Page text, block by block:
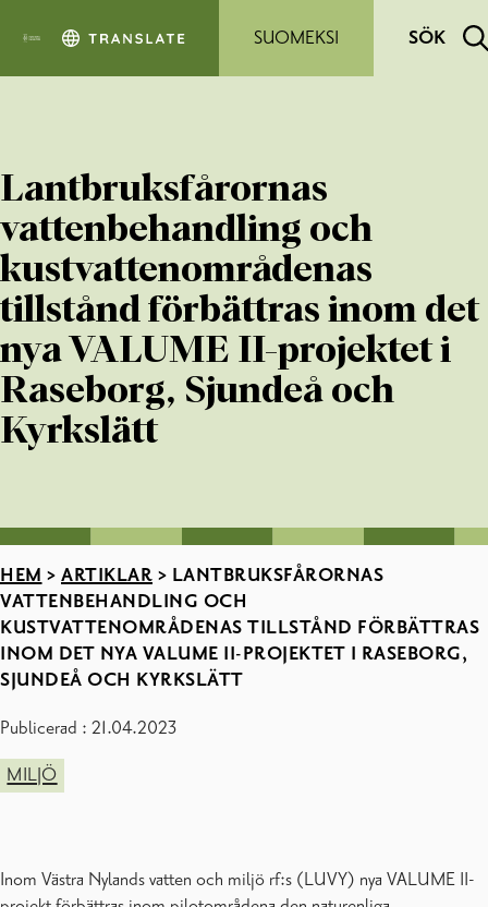
SUOMEKSI
SÖK
Lantbruksfårornas
vattenbehandling och
kustvattenområdenas
tillstånd förbättras inom det
nya VALUME II-projektet i
Raseborg, Sjundeå och
Kyrkslätt
HEM > ARTIKLAR > LANTBRUKSFÅRORNAS
VATTENBEHANDLING OCH
KUSTVATTENOMRÅDENAS TILLSTÅND FÖRBÄTTRAS
INOM DET NYA VALUME II-PROJEKTET I RASEBORG,
SJUNDEÅ OCH KYRKSLÄTT
Publicerad : 21.04.2023
MILJÖ
Inom Västra Nylands vatten och miljö rf:s (LUVY) nya VALUME II-